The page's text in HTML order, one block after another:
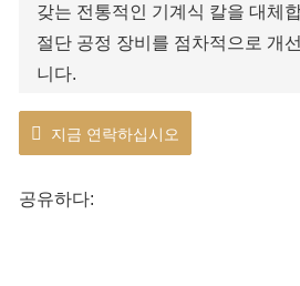
갖는 전통적인 기계식 칼을 대체
절단 공정 장비를 점차적으로 개
니다.
지금 연락하십시오
공유하다: